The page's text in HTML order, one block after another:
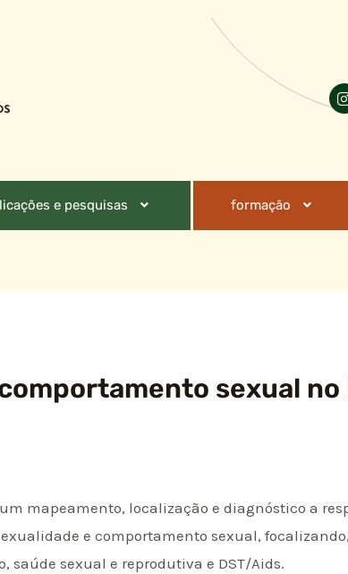
e pesquisas formação
sexual no
mapeamento, localização e diagnóstico a
e comportamento sexual,
saúde sexual e reprodutiva e DST/Aids.